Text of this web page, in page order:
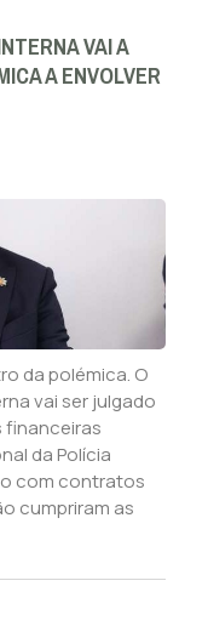
VAI A
A ENVOLVER
da polémica. O
vai ser julgado
financeiras
da Polícia
com contratos
cumpriram as